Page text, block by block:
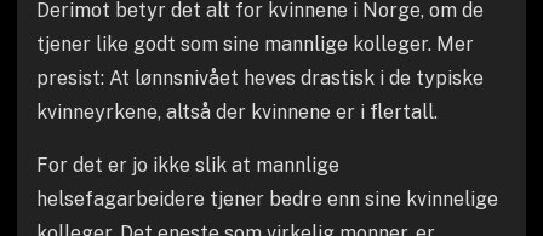
Derimot betyr det alt for kvinnene i Norge, om de
tjener like godt som sine mannlige kolleger. Mer
presist: At lønnsnivået heves drastisk i de typiske
kvinneyrkene, altså der kvinnene er i flertall.
For det er jo ikke slik at mannlige
helsefagarbeidere tjener bedre enn sine kvinnelige